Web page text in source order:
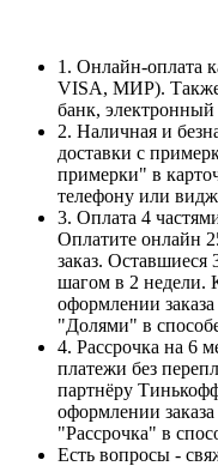
1. Онлайн-оплата
VISA, МИР). Также
банк,
2. Наличная и
доставки с
примерки" в
телефону или
3. Оплата 4
Оплатите онлайн
заказ. Оставшиеся
шагом в 2 недели.
оформлении
"Долями" в
4. Рассрочка на 6
платежи без
партнёру
оформлении
"Рассрочка" в
Есть вопросы -